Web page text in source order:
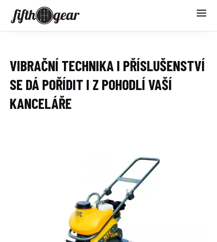
VIBRAČNÍ TECHNIKA I PŘÍSLUŠENSTVÍ
SE DÁ POŘÍDIT I Z POHODLÍ VAŠÍ
KANCELÁŘE